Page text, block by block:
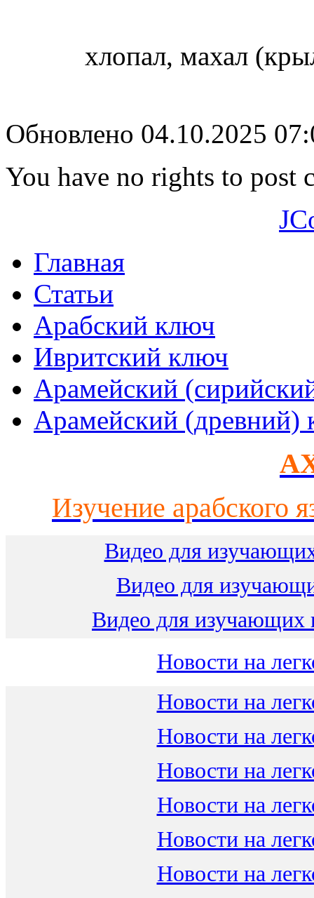
хлопал, махал
Обновлено 04.10.2025
You have no rights to post
Главная
Статьи
Арабский ключ
Ивритский ключ
Арамейский
Арамейский (древний)
Изучение арабского
Видео для
Видео для
Видео для изучающих
Новости на
Новости на
Новости на
Новости на
Новости на
Новости на
Новости на